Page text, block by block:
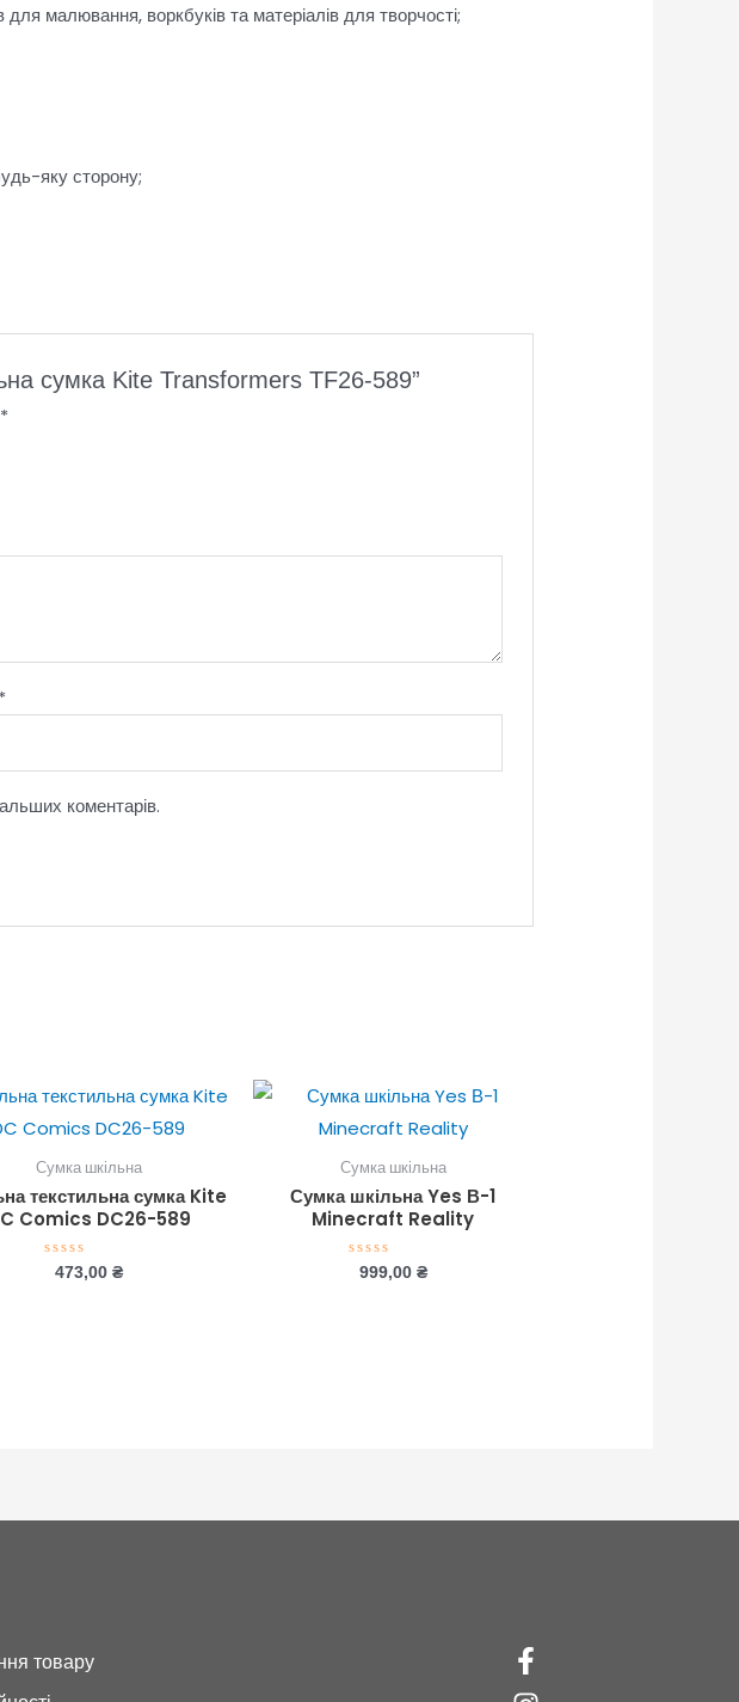
малювання, воркбуків та матеріалів для творчості;
яку сторону;
сумка Kite Transformers TF26-589”
*
*
коментарів.
Сумка шкільна
текстильна сумка Kite
Comics DC26-589
Оцінено
473,00 ₴
Сумка шкільна
Сумка шкільна Yes В-1
Minecraft Reality
Оцінено
999,00 ₴
товару
Facebook-
f
Instagram